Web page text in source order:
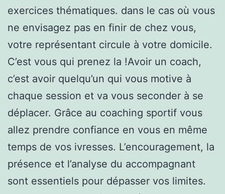
exercices thématiques. dans le cas où vous
ne envisagez pas en finir de chez vous,
votre représentant circule à votre domicile.
C’est vous qui prenez la !Avoir un coach,
c’est avoir quelqu’un qui vous motive à
chaque session et va vous seconder à se
déplacer. Grâce au coaching sportif vous
allez prendre confiance en vous en même
temps de vos ivresses. L’encouragement, la
présence et l’analyse du accompagnant
sont essentiels pour dépasser vos limites.